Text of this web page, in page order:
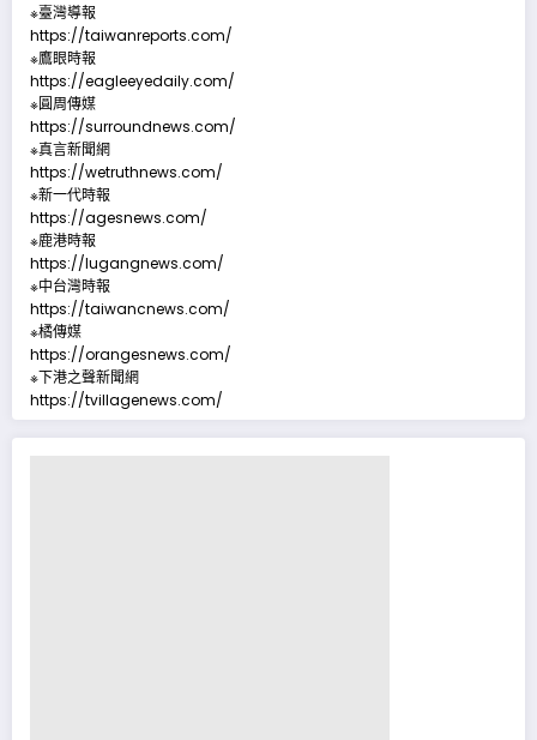
※臺灣導報
https://taiwanreports.com/
※鷹眼時報
https://eagleeyedaily.com/
※圓周傳媒
https://surroundnews.com/
※真言新聞網
https://wetruthnews.com/
※新一代時報
https://agesnews.com/
※鹿港時報
https://lugangnews.com/
※中台灣時報
https://taiwancnews.com/
※橘傳媒
https://orangesnews.com/
※下港之聲新聞網
https://tvillagenews.com/